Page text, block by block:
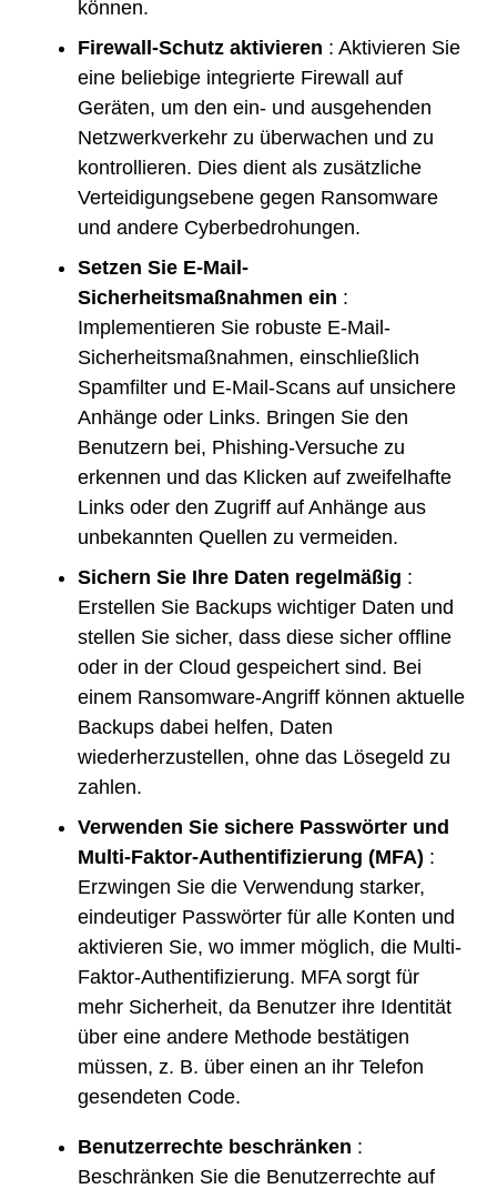
können.
Firewall-Schutz aktivieren : Aktivieren Sie
eine beliebige integrierte Firewall auf
Geräten, um den ein- und ausgehenden
Netzwerkverkehr zu überwachen und zu
kontrollieren. Dies dient als zusätzliche
Verteidigungsebene gegen Ransomware
und andere Cyberbedrohungen.
Setzen Sie E-Mail-
Sicherheitsmaßnahmen ein :
Implementieren Sie robuste E-Mail-
Sicherheitsmaßnahmen, einschließlich
Spamfilter und E-Mail-Scans auf unsichere
Anhänge oder Links. Bringen Sie den
Benutzern bei, Phishing-Versuche zu
erkennen und das Klicken auf zweifelhafte
Links oder den Zugriff auf Anhänge aus
unbekannten Quellen zu vermeiden.
Sichern Sie Ihre Daten regelmäßig :
Erstellen Sie Backups wichtiger Daten und
stellen Sie sicher, dass diese sicher offline
oder in der Cloud gespeichert sind. Bei
einem Ransomware-Angriff können aktuelle
Backups dabei helfen, Daten
wiederherzustellen, ohne das Lösegeld zu
zahlen.
Verwenden Sie sichere Passwörter und
Multi-Faktor-Authentifizierung (MFA) :
Erzwingen Sie die Verwendung starker,
eindeutiger Passwörter für alle Konten und
aktivieren Sie, wo immer möglich, die Multi-
Faktor-Authentifizierung. MFA sorgt für
mehr Sicherheit, da Benutzer ihre Identität
über eine andere Methode bestätigen
müssen, z. B. über einen an ihr Telefon
gesendeten Code.
Benutzerrechte beschränken :
Beschränken Sie die Benutzerrechte auf